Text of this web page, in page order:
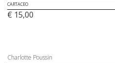
CARTACEO
€ 15,00
Charlotte Poussin